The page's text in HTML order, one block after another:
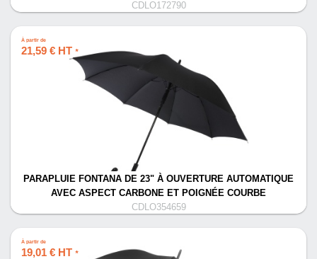
CDLO172790
À partir de
21,59 € HT *
PARAPLUIE FONTANA DE 23" À OUVERTURE AUTOMATIQUE
AVEC ASPECT CARBONE ET POIGNÉE COURBE
CDLO354659
À partir de
19,01 € HT *